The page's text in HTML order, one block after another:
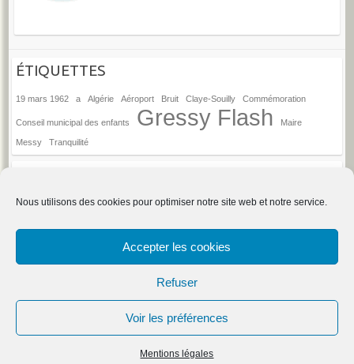
Nous utilisons des cookies pour optimiser notre site web et notre service.
Accepter les cookies
Refuser
Voir les préférences
Mentions légales
ÉTIQUETTES
19 mars 1962 a Algérie Aéroport Bruit Claye-Souilly Commémoration
Conseil municipal des enfants Gressy Flash Maire
Messy Tranquilité
Anciens
→
Droits d'auteur © 2026Gressy. Thème parColorlibSponsorisé par
WordPress